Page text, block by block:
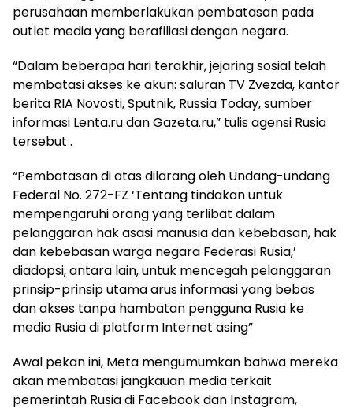
perusahaan memberlakukan pembatasan pada
outlet media yang berafiliasi dengan negara.
“Dalam beberapa hari terakhir, jejaring sosial telah
membatasi akses ke akun: saluran TV Zvezda, kantor
berita RIA Novosti, Sputnik, Russia Today, sumber
informasi Lenta.ru dan Gazeta.ru,” tulis agensi Rusia
tersebut .
“Pembatasan di atas dilarang oleh Undang-undang
Federal No. 272-FZ ‘Tentang tindakan untuk
mempengaruhi orang yang terlibat dalam
pelanggaran hak asasi manusia dan kebebasan, hak
dan kebebasan warga negara Federasi Rusia,’
diadopsi, antara lain, untuk mencegah pelanggaran
prinsip-prinsip utama arus informasi yang bebas
dan akses tanpa hambatan pengguna Rusia ke
media Rusia di platform Internet asing”
Awal pekan ini, Meta mengumumkan bahwa mereka
akan membatasi jangkauan media terkait
pemerintah Rusia di Facebook dan Instagram,